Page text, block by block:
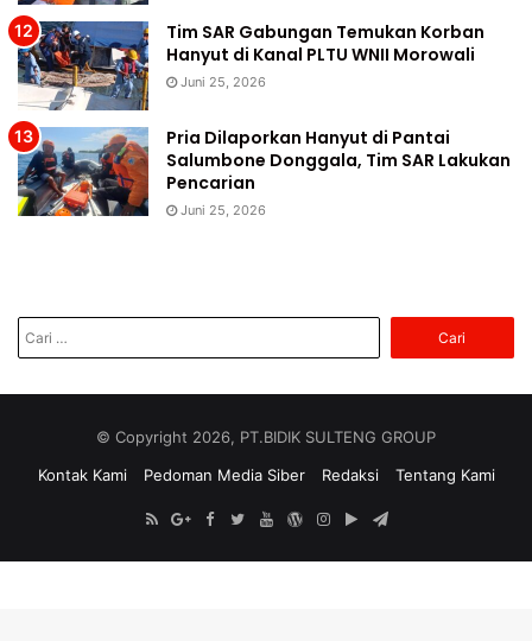
Tim SAR Gabungan Temukan Korban
Hanyut di Kanal PLTU WNII Morowali
Juni 25, 2026
Pria Dilaporkan Hanyut di Pantai
Salumbone Donggala, Tim SAR Lakukan
Pencarian
Juni 25, 2026
untuk:
© Copyright 2026, PT.BIDIK SULTENG GROUP
Kontak Kami
Pedoman Media Siber Redaksi Tentang Kami